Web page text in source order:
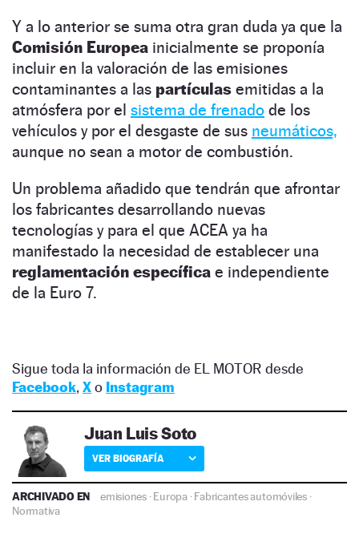
Y a lo anterior se suma otra gran duda ya que la
Comisión Europea inicialmente se proponía
incluir en la valoración de las emisiones
contaminantes a las partículas emitidas a la
atmósfera por el sistema de frenado de los
vehículos y por el desgaste de sus neumáticos,
aunque no sean a motor de combustión.
Un problema añadido que tendrán que afrontar
los fabricantes desarrollando nuevas
tecnologías y para el que ACEA ya ha
manifestado la necesidad de establecer una
reglamentación específica e independiente
de la Euro 7.
Sigue toda la información de EL MOTOR desde
Facebook, Xo Instagram
Juan Luis Soto
VER BIOGRAFÍA
ARCHIVADO EN emisiones·Europa·Fabricantes automóviles·
Normativa